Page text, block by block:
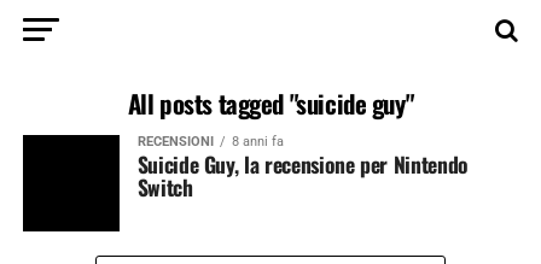
All posts tagged "suicide guy"
RECENSIONI 8 anni fa
Suicide Guy, la recensione per Nintendo
Switch